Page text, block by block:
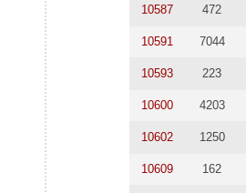
10587 472
10591 7044
10593 223
10600 4203
10602 1250
10609 162